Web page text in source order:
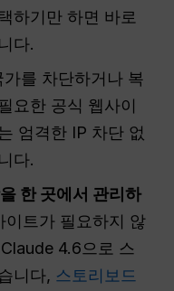
하기만 하면 바로
다.
가를 차단하거나 복
요한 공식 웹사이
엄격한 IP 차단 없
다.
한 곳에서 관리하
이트가 필요하지 않
4.6으로 스
니다, 스토리보드